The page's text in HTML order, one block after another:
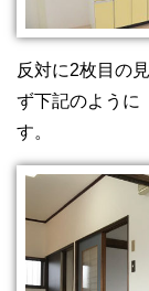
反対に2枚目の
ず下記のように
す。